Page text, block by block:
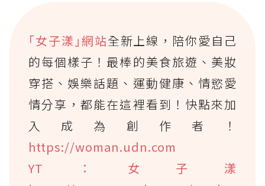
｢女子漾｣網站全新上線，陪你愛自己
的每個樣子！最棒的美食旅遊、美妝
穿搭、娛樂話題、運動健康、情慾愛
情分享，都能在這裡看到！快點來加
入成為創作者！
https://woman.udn.com
YT：女子漾